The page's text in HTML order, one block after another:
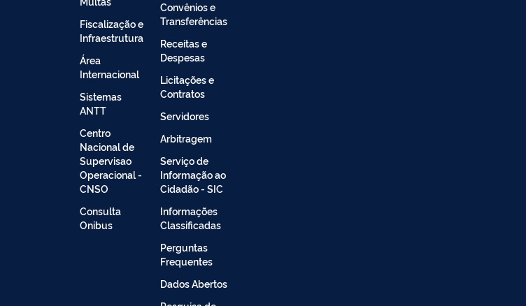
Fiscalização e
Infraestrutura
Área
Internacional
Sistemas
ANTT
Centro
Nacional de
Supervisao
Operacional -
CNSO
Consulta
Onibus
Convênios e
Transferências
Receitas e
Despesas
Licitações e
Contratos
Servidores
Arbitragem
Serviço de
Informação ao
Cidadão - SIC
Informações
Classificadas
Perguntas
Frequentes
Dados Abertos